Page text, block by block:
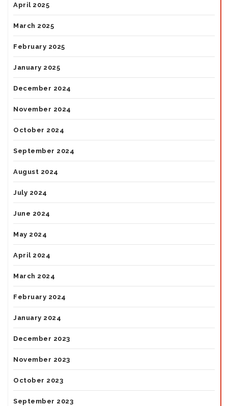
April 2025
March 2025
February 2025
January 2025
December 2024
November 2024
October 2024
September 2024
August 2024
July 2024
June 2024
May 2024
April 2024
March 2024
February 2024
January 2024
December 2023
November 2023
October 2023
September 2023